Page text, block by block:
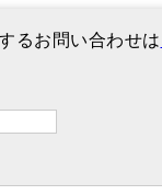
るお問い合わせは